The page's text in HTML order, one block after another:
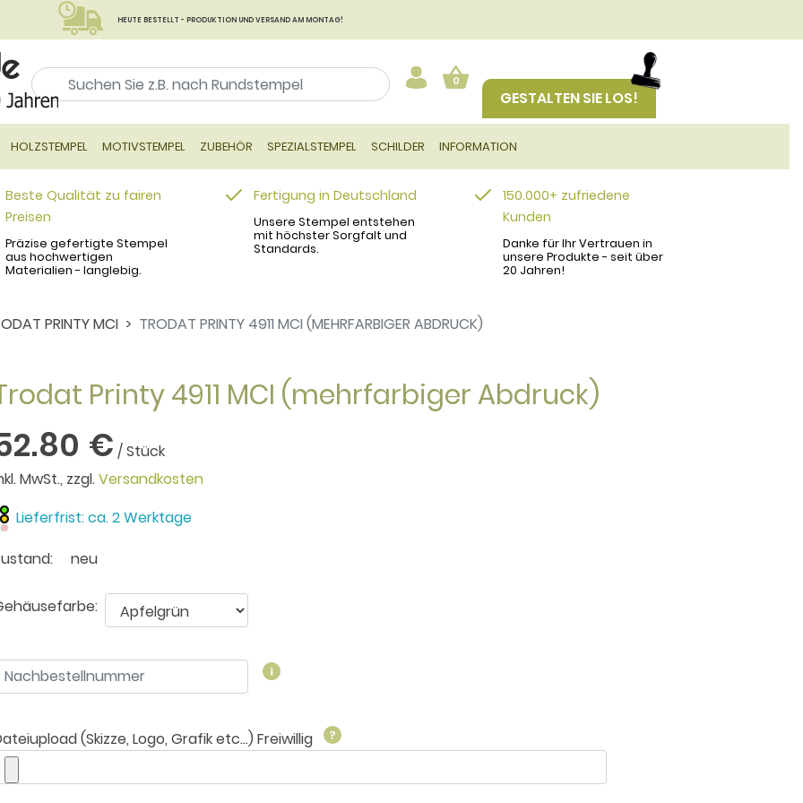
HEUTE BESTELLT - PRODUKTION UND VERSAND AM MONTAG!
0
GESTALTEN SIE LOS!
HOLZSTEMPEL MOTIVSTEMPEL ZUBEHÖR SPEZIALSTEMPEL SCHILDER INFORMATION
Beste Qualität zu fairen
Preisen
Präzise gefertigte Stempel
aus hochwertigen
Materialien - langlebig.
Fertigung in Deutschland
Unsere Stempel entstehen
mit höchster Sorgfalt und
Standards.
150.000+ zufriedene
Kunden
Danke für Ihr Vertrauen in
unsere Produkte - seit über
20 Jahren!
PRINTY MCI TRODAT PRINTY 4911 MCI (MEHRFARBIGER ABDRUCK)
Printy 4911 MCI (mehrfarbiger Abdruck)
€ / Stück
inkl. MwSt., zzgl.Versandkosten
Lieferfrist: ca. 2 Werktage
neu
(Skizze, Logo, Grafik etc...) Freiwillig